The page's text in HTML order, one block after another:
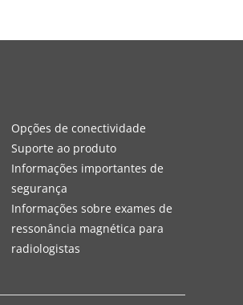
Opções de conectividade
Suporte ao produto
Informações importantes de
segurança
Informações sobre exames de
ressonância magnética para
radiologistas